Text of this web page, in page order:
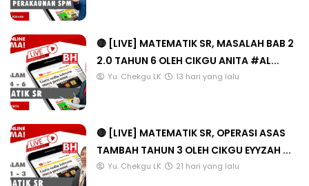
🔴 [LIVE] MATEMATIK SR, MASALAH BAB 2
2.0 TAHUN 6 OLEH CIKGU ANITA #AL...
Yu. Chekgu LK 13 hari yang lalu
🔴 [LIVE] MATEMATIK SR, OPERASI ASAS
TAMBAH TAHUN 3 OLEH CIKGU EYYZAH ...
Yu. Chekgu LK 21 hari yang lalu